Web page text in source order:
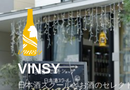
ン
ツ
へ
VINSY
日本酒スクールとお酒のセレク